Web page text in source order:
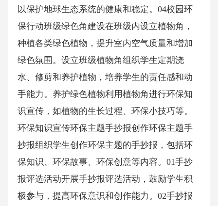
以保护地球生态系统的健康和稳定。04校园环
保行动班级绿色角建设在班级内设立植物角，
种植各类绿色植物，提升室内空气质量和增加
绿色氛围。设立班级植物角组织学生定期浇
水、修剪和养护植物，培养学生的责任感和动
手能力。养护绿色植物利用植物角进行环保知
识宣传，如植物的生长过程、环保小技巧等。
环保知识宣传环保主题手抄报创作环保主题手
抄报组织学生创作环保主题的手抄报，包括环
保知识、环保故事、环保创意等内容。01手抄
报评选活动开展手抄报评选活动，鼓励学生积
极参与，提高环保意识和创作能力。02手抄报